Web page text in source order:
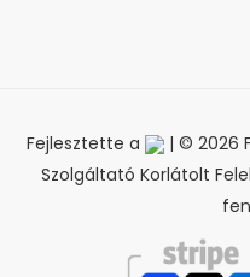
Fejlesztette a
| © 2026
Szolgáltató Korlátolt